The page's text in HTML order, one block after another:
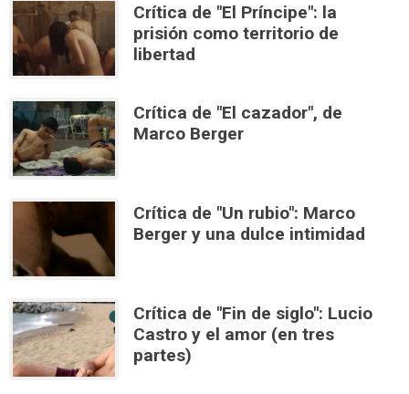
Crítica de "El Príncipe": la
prisión como territorio de
libertad
Crítica de "El cazador", de
Marco Berger
Crítica de "Un rubio": Marco
Berger y una dulce intimidad
Crítica de "Fin de siglo": Lucio
Castro y el amor (en tres
partes)